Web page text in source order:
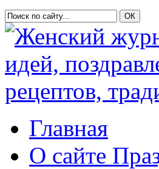
Главная
О сайте